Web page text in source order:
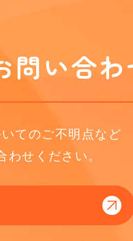
問い合わ
てのご不明点など
わせください。